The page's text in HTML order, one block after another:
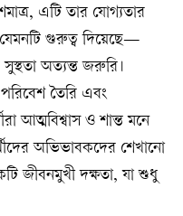
এটি তার যোগ্যতার
যেমনটি গুরুত্ব দিয়েছে—
অত্যন্ত জরুরি।
তৈরি এবং
আত্মবিশ্বাস ও শান্ত মনে
অভিভাবকদের শেখানো
জীবনমুখী দক্ষতা, যা শুধু